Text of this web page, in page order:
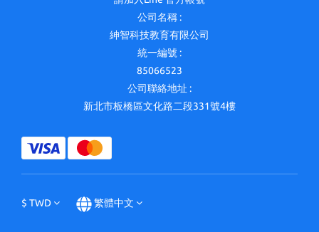
公司名稱 :
紳智科技教育有限公司
統一編號 :
85066523
公司聯絡地址 :
新北市板橋區文化路二段331號4樓
$ TWD 繁體中文